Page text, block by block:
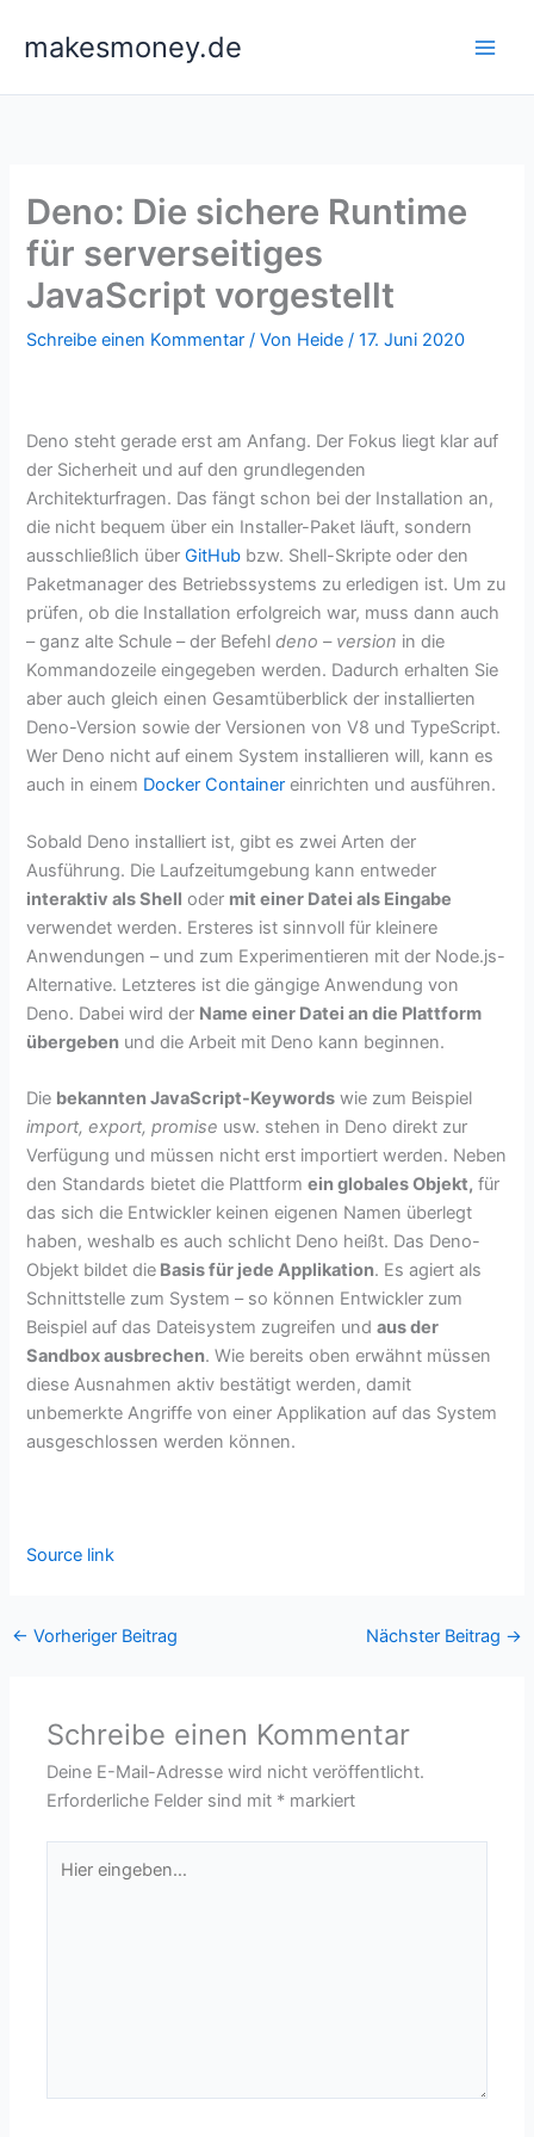
Inhaltmakesmoney.de
Deno: Die sichere Runtime
für serverseitiges
JavaScript vorgestellt
Schreibe einen Kommentar / Von Heide/17. Juni 2020
Deno steht gerade erst am Anfang. Der Fokus liegt klar auf
der Sicherheit und auf den grundlegenden
Architekturfragen. Das fängt schon bei der Installation an,
die nicht bequem über ein Installer-Paket läuft, sondern
ausschließlich überGitHub bzw. Shell-Skripte oder den
Paketmanager des Betriebssystems zu erledigen ist. Um zu
prüfen, ob die Installation erfolgreich war, muss dann auch
– ganz alte Schule – der Befehldeno – version in die
Kommandozeile eingegeben werden. Dadurch erhalten Sie
aber auch gleich einen Gesamtüberblick der installierten
Deno-Version sowie der Versionen von V8 und TypeScript.
Wer Deno nicht auf einem System installieren will, kann es
auch in einem Docker Container einrichten und ausführen.
Sobald Deno installiert ist, gibt es zwei Arten der
Ausführung. Die Laufzeitumgebung kann entweder
interaktiv als Shell oder mit einer Datei als Eingabe
verwendet werden. Ersteres ist sinnvoll für kleinere
Anwendungen – und zum Experimentieren mit der Node.js-
Alternative. Letzteres ist die gängige Anwendung von
Deno. Dabei wird der Name einer Datei an die Plattform
übergeben und die Arbeit mit Deno kann beginnen.
Die bekannten JavaScript-Keywords wie zum Beispiel
import, export, promise usw. stehen in Deno direkt zur
Verfügung und müssen nicht erst importiert werden. Neben
den Standards bietet die Plattformein globales Objekt, für
das sich die Entwickler keinen eigenen Namen überlegt
haben, weshalb es auch schlicht Deno heißt. Das Deno-
Objekt bildet die Basis für jede Applikation. Es agiert als
Schnittstelle zum System – so können Entwickler zum
Beispiel auf das Dateisystem zugreifen undaus der
Sandbox ausbrechen. Wie bereits oben erwähnt müssen
diese Ausnahmen aktiv bestätigt werden, damit
unbemerkte Angriffe von einer Applikation auf das System
ausgeschlossen werden können.
Source link
← Vorheriger Beitrag Nächster Beitrag →
Schreibe einen Kommentar
Deine E-Mail-Adresse wird nicht veröffentlicht.
Erforderliche Felder sind mit * markiert
eingeben…